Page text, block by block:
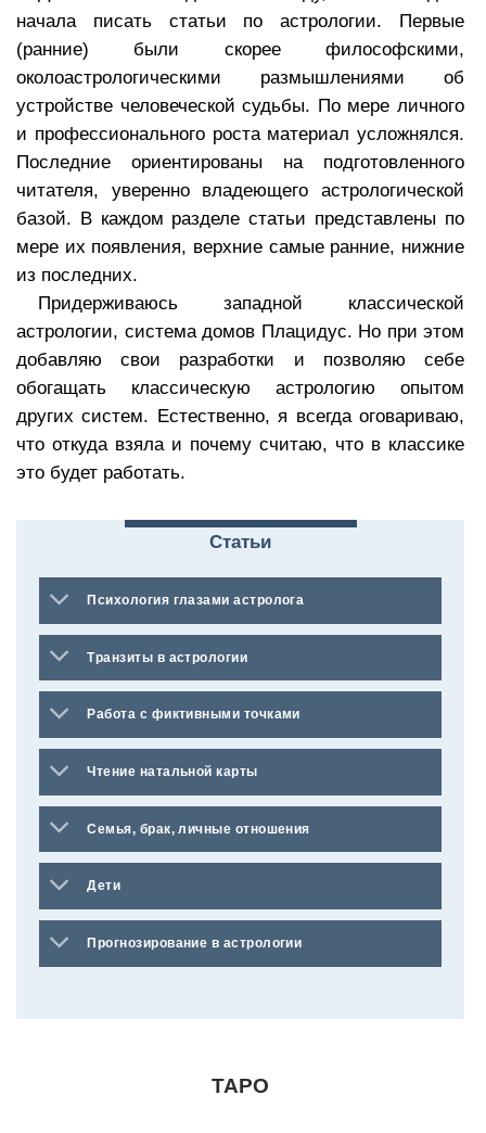
начала писать статьи по астрологии. Первые
(ранние) были скорее философскими,
околоастрологическими размышлениями об
устройстве человеческой судьбы. По мере личного
и профессионального роста материал усложнялся.
Последние ориентированы на подготовленного
читателя, уверенно владеющего астрологической
базой. В каждом разделе статьи представлены по
мере их появления, верхние самые ранние, нижние
из последних.
Придерживаюсь западной классической
астрологии, система домов Плацидус. Но при этом
добавляю свои разработки и позволяю себе
обогащать классическую астрологию опытом
других систем. Естественно, я всегда оговариваю,
что откуда взяла и почему считаю, что в классике
это будет работать.
Статьи
Психология глазами астролога
Транзиты в астрологии
Работа с фиктивными точками
Чтение натальной карты
Семья, брак, личные отношения
Дети
Прогнозирование в астрологии
ТАРО